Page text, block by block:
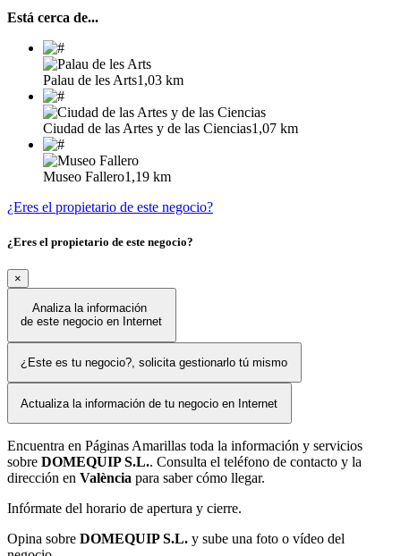
Está cerca de...
Palau de les Arts1,03 km
Ciudad de las Artes y de las Ciencias1,07 km
Museo Fallero1,19 km
¿Eres el propietario de este negocio?
¿Eres el propietario de este negocio?
×
Analiza la información
de este negocio en Internet
¿Este es tu negocio?, solicita gestionarlo tú mismo
Actualiza la información de tu negocio en Internet
Encuentra en Páginas Amarillas toda la información y servicios
sobre DOMEQUIP S.L.. Consulta el teléfono de contacto y la
dirección en València para saber cómo llegar.
Infórmate del horario de apertura y cierre.
Opina sobre DOMEQUIP S.L. y sube una foto o vídeo del